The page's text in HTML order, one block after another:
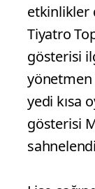
etkinlikler
Tiyatro
gösterisi
yönetmen
yedi kısa
gösterisi